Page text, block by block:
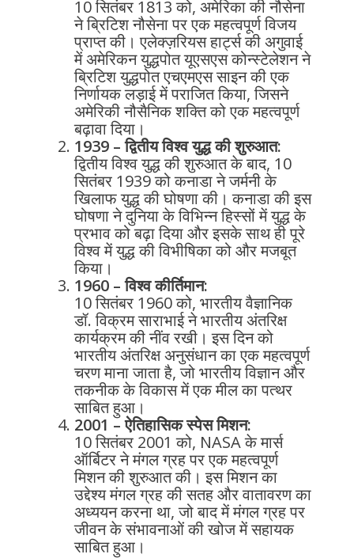
10 सितंबर 1813 को, अमेरिका की नौसेना
ने ब्रिटिश नौसेना पर एक महत्वपूर्ण विजय
प्राप्त की। एलेक्ज़रियस हार्ट्स की अगुवाई
में अमेरिकन युद्धपोत यूएसएस कोन्स्टेलेशन ने
ब्रिटिश युद्धपोत एचएमएस साइन की एक
निर्णायक लड़ाई में पराजित किया, जिसने
अमेरिकी नौसैनिक शक्ति को एक महत्वपूर्ण
बढ़ावा दिया।
1939 – द्वितीय विश्व युद्ध की शुरुआत:
द्वितीय विश्व युद्ध की शुरुआत के बाद, 10
सितंबर 1939 को कनाडा ने जर्मनी के
खिलाफ युद्ध की घोषणा की। कनाडा की इस
घोषणा ने दुनिया के विभिन्न हिस्सों में युद्ध के
प्रभाव को बढ़ा दिया और इसके साथ ही पूरे
विश्व में युद्ध की विभीषिका को और मजबूत
किया।
1960 – विश्व कीर्तिमान:
10 सितंबर 1960 को, भारतीय वैज्ञानिक
डॉ. विक्रम साराभाई ने भारतीय अंतरिक्ष
कार्यक्रम की नींव रखी। इस दिन को
भारतीय अंतरिक्ष अनुसंधान का एक महत्वपूर्ण
चरण माना जाता है, जो भारतीय विज्ञान और
तकनीक के विकास में एक मील का पत्थर
साबित हुआ।
2001 – ऐतिहासिक स्पेस मिशन:
10 सितंबर 2001 को, NASA के मार्स
ऑर्बिटर ने मंगल ग्रह पर एक महत्वपूर्ण
मिशन की शुरुआत की। इस मिशन का
उद्देश्य मंगल ग्रह की सतह और वातावरण का
अध्ययन करना था, जो बाद में मंगल ग्रह पर
जीवन के संभावनाओं की खोज में सहायक
साबित हुआ।